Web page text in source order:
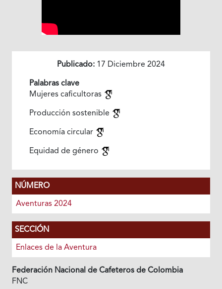
Publicado: 17 Diciembre 2024
Palabras clave
Mujeres caficultoras
Producción sostenible
Economía circular
Equidad de género
NÚMERO
Aventuras 2024
SECCIÓN
Enlaces de la Aventura
Federación Nacional de Cafeteros de Colombia
FNC